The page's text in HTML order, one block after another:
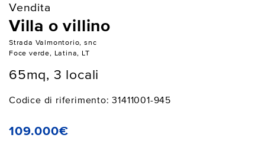
Vendita
Villa o villino
Strada Valmontorio, snc
Foce verde, Latina, LT
65mq, 3 locali
Codice di riferimento: 31411001-945
109.000€